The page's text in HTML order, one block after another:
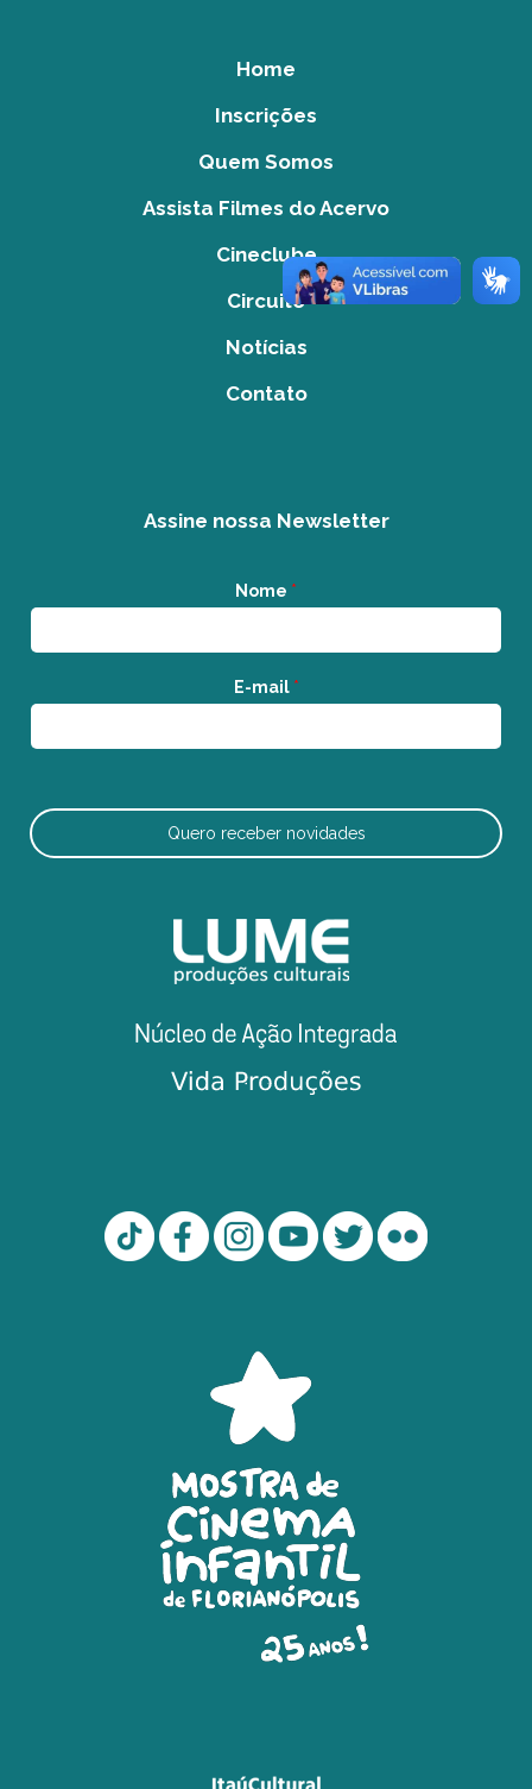
Home
Inscrições
Quem Somos
Assista Filmes do Acervo
Cineclube
Circuito
Notícias
Contato
Assine nossa Newsletter
Nome *
E-mail *
Quero receber novidades